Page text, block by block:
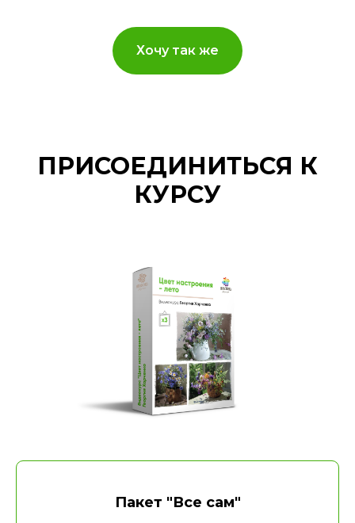
Хочу так же
ПРИСОЕДИНИТЬСЯ К
КУРСУ
Пакет "Все сам"